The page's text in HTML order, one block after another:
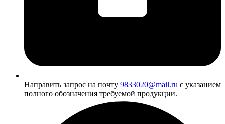
Направить запрос на почту 9833020@mail.ru с указанием
полного обозначения требуемой продукции.